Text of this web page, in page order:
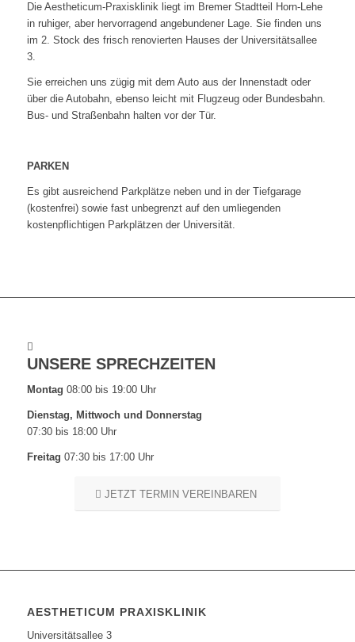
Die Aestheticum-Praxisklinik liegt im Bremer Stadtteil Horn-Lehe
in ruhiger, aber hervorragend angebundener Lage. Sie finden uns
im 2. Stock des frisch renovierten Hauses der Universitätsallee
3.
Sie erreichen uns zügig mit dem Auto aus der Innenstadt oder
über die Autobahn, ebenso leicht mit Flugzeug oder Bundesbahn.
Bus- und Straßenbahn halten vor der Tür.
PARKEN
Es gibt ausreichend Parkplätze neben und in der Tiefgarage
(kostenfrei) sowie fast unbegrenzt auf den umliegenden
kostenpflichtigen Parkplätzen der Universität.
UNSERE SPRECHZEITEN
Montag 08:00 bis 19:00 Uhr
Dienstag, Mittwoch und Donnerstag
07:30 bis 18:00 Uhr
Freitag 07:30 bis 17:00 Uhr
JETZT TERMIN VEREINBAREN
AESTHETICUM PRAXISKLINIK
Universitätsallee 3